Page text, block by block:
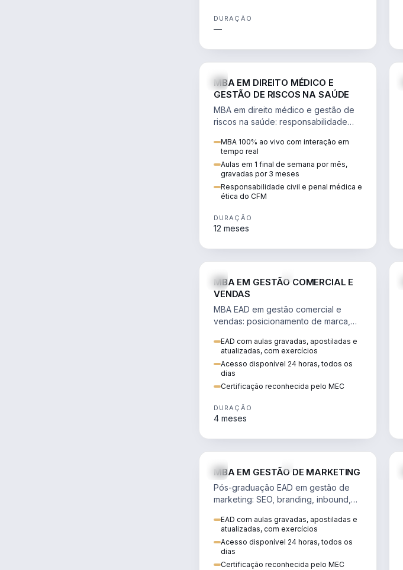
DURAÇÃO
—
MBA EM DIREITO MÉDICO E
GESTÃO DE RISCOS NA SAÚDE
MBA em direito médico e gestão de
riscos na saúde: responsabilidade
judicialização e planejamento
patrimonial.
MBA 100% ao vivo com interação em
tempo real
Aulas em 1 final de semana por mês,
gravadas por 3 meses
Responsabilidade civil e penal médica e
ética do CFM
DURAÇÃO
12 meses
MBA EM GESTÃO COMERCIAL E
VENDAS
MBA EAD em gestão comercial e
vendas: posicionamento de marca,
comportamento do consumidor na
era digital.
EAD com aulas gravadas, apostiladas e
atualizadas, com exercícios
Acesso disponível 24 horas, todos os
dias
Certificação reconhecida pelo MEC
DURAÇÃO
4 meses
MBA EM GESTÃO DE MARKETING
Pós-graduação EAD em gestão de
marketing: SEO, branding, inbound,
decisões orientadas por dados.
EAD com aulas gravadas, apostiladas e
atualizadas, com exercícios
Acesso disponível 24 horas, todos os
dias
Certificação reconhecida pelo MEC